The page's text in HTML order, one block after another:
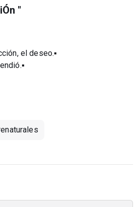
"
el deseo.▪